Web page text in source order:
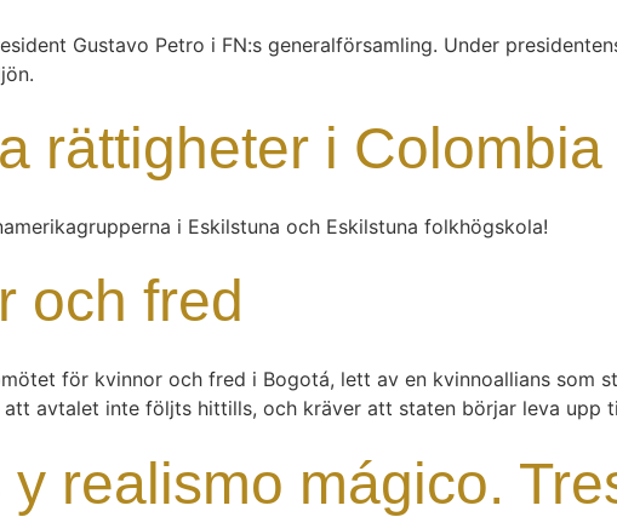
Gustavo Petro i FN:s generalförsamling. Under
rättigheter i Colombia
i Eskilstuna och Eskilstuna folkhögskola!
och fred
för kvinnor och fred i Bogotá, lett av en kvinnoallians som
avtalet inte följts hittills, och kräver att staten börjar leva upp
realismo mágico.